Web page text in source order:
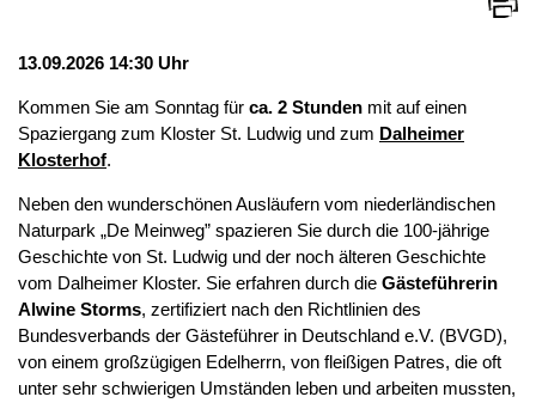
13.09.2026 14:30 Uhr
Kommen Sie am Sonntag für ca. 2 Stunden mit auf einen
Spaziergang zum Kloster St. Ludwig und zum Dalheimer
Klosterhof.
Neben den wunderschönen Ausläufern vom niederländischen
Naturpark „De Meinweg” spazieren Sie durch die 100-jährige
Geschichte von St. Ludwig und der noch älteren Geschichte
vom Dalheimer Kloster. Sie erfahren durch die Gästeführerin
Alwine Storms, zertifiziert nach den Richtlinien des
Bundesverbands der Gästeführer in Deutschland e.V. (BVGD),
von einem großzügigen Edelherrn, von fleißigen Patres, die oft
unter sehr schwierigen Umständen leben und arbeiten mussten,